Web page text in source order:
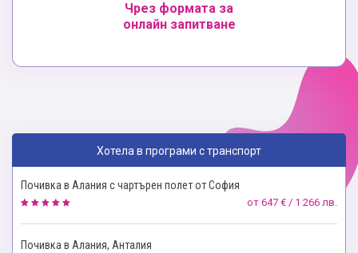
Чрез формата за
онлайн запитване
Хотела в програми с транспорт
Почивка в Алания с чартърен полет от София
от 647 € / 1 266 лв.
Почивка в Алания, Анталия